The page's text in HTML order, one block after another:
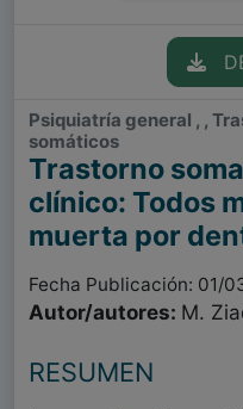
Psiquiatría general , ,
somáticos
Trastorno
clínico: Todos
muerta por
Fecha Publicación: 01/
Autor/autores: M.
RESUMEN